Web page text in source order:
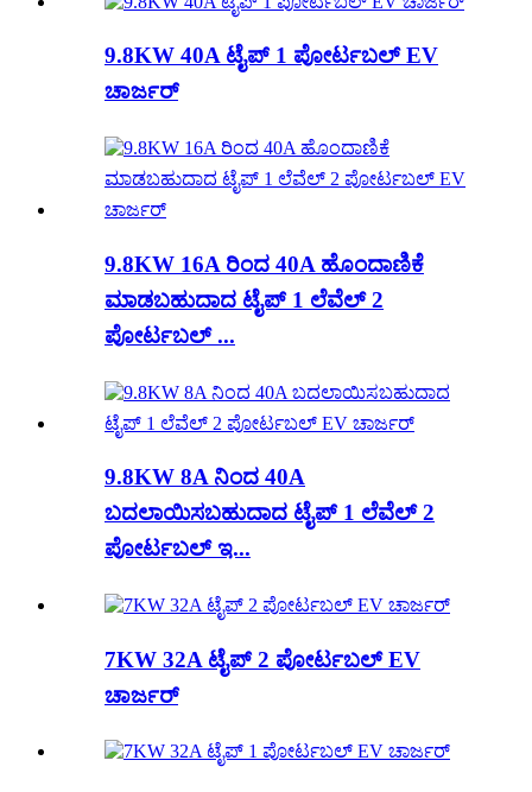
9.8KW 40A ಟೈಪ್ 1 ಪೋರ್ಟಬಲ್ EV
ಚಾರ್ಜರ್
9.8KW 16A ರಿಂದ 40A ಹೊಂದಾಣಿಕೆ
ಮಾಡಬಹುದಾದ ಟೈಪ್ 1 ಲೆವೆಲ್ 2
ಪೋರ್ಟಬಲ್ ...
9.8KW 8A ನಿಂದ 40A
ಬದಲಾಯಿಸಬಹುದಾದ ಟೈಪ್ 1 ಲೆವೆಲ್ 2
ಪೋರ್ಟಬಲ್ ಇ...
7KW 32A ಟೈಪ್ 2 ಪೋರ್ಟಬಲ್ EV
ಚಾರ್ಜರ್